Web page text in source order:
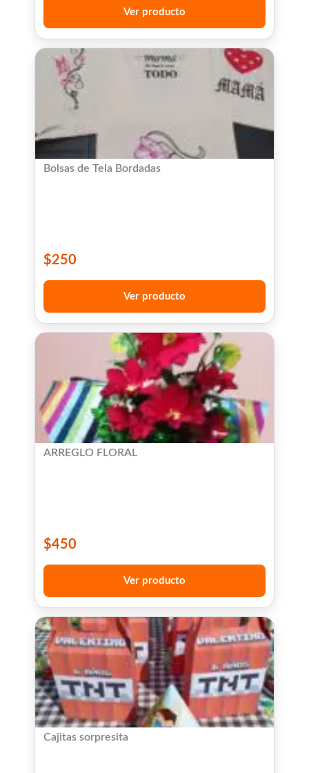
Ver producto
Bolsas de Tela Bordadas
$250
Ver producto
ARREGLO FLORAL
$450
Ver producto
Cajitas sorpresita